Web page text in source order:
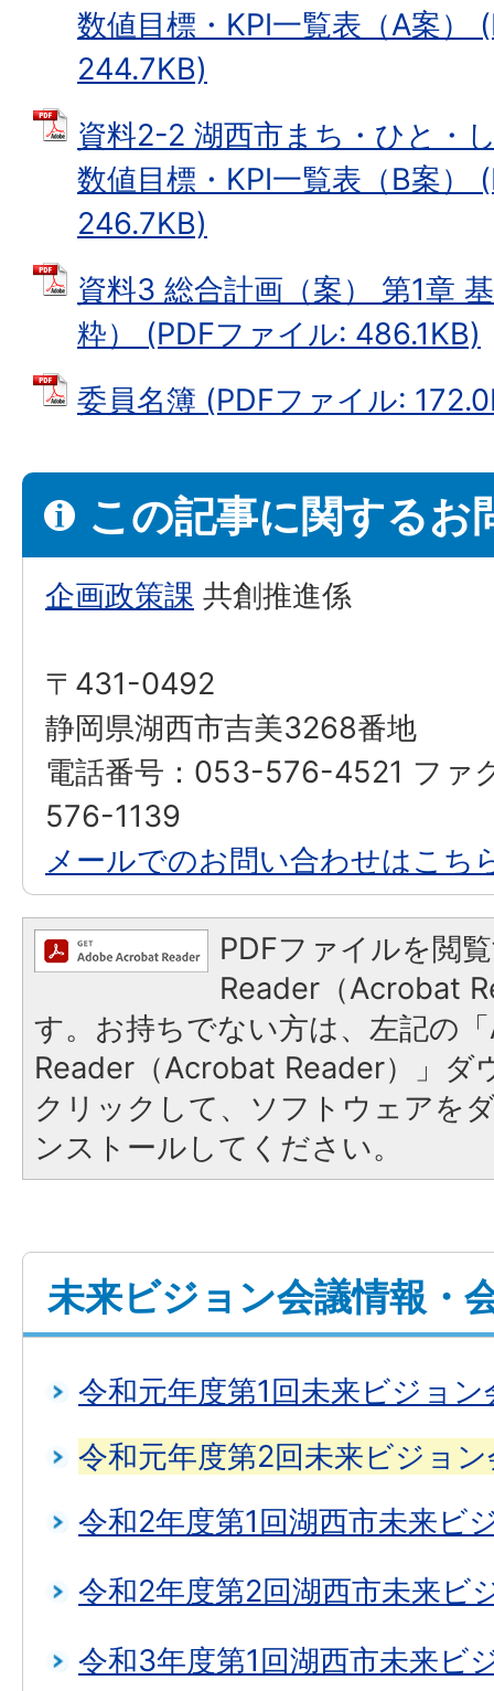
数値目標・KPI一覧表（A案）
244.7KB)
資料2-2 湖西市まち・ひと・
数値目標・KPI一覧表（B案）
246.7KB)
資料3 総合計画（案） 第1章
粋） (PDFファイル: 486.1KB)
委員名簿 (PDFファイル:
この記事に関するお
企画政策課 共創推進係
〒431-0492
静岡県湖西市吉美3268番地
電話番号：053-576-4521 ファ
576-1139
メールでのお問い合わせはこち
PDFファイルを閲
Reader（Acrobat
す。お持ちでない方は、左記の
Reader（Acrobat Reader）」ダ
クリックして、ソフトウェアを
ンストールしてください。
未来ビジョン会議情報・
令和元年度第1回未来ビジョン
令和元年度第2回未来ビジョ
令和2年度第1回湖西市未来ビ
令和2年度第2回湖西市未来ビ
令和3年度第1回湖西市未来ビ